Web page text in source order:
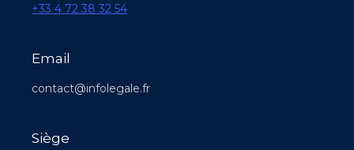
+33 4 72 38 32 54
Email
contact@infolegale.fr
Siège